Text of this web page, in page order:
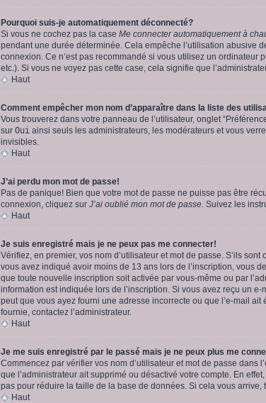
Pourquoi suis-je automatiquement déconnecté?
Si vous ne cochez pas la case Me connecter automatiquement à
pendant une durée déterminée. Cela empêche l’utilisation abusive
connexion. Ce n’est pas recommandé si vous utilisez un ordinateur
etc.). Si vous ne voyez pas cette case, cela signifie que
Haut
Comment empêcher mon nom d’apparaître dans la liste des
Vous trouverez dans votre panneau de l’utilisateur, onglet
sur Oui ainsi seuls les administrateurs, les modérateurs et vous
invisibles.
Haut
J’ai perdu mon mot de passe!
Pas de panique! Bien que votre mot de passe ne puisse pas être
connexion, cliquez sur J’ai oublié mon mot de passe . Suivez les
Haut
Je suis enregistré mais je ne peux pas me connecter!
Vérifiez, en premier, vos nom d’utilisateur et mot de passe. S’ils
vous avez indiqué avoir moins de 13 ans lors de l’inscription, vous
que toute nouvelle inscription soit activée par vous-même ou par
information est indiquée lors de l’inscription. Si vous avez reçu un
peut que vous ayez fourni une adresse incorrecte ou que l’e-mail
fournie, contactez l’administrateur.
Haut
Je me suis enregistré par le passé mais je ne peux plus me
Commencez par vérifier vos nom d’utilisateur et mot de passe dans
que l’administrateur ait supprimé ou désactivé votre compte. En
pas pour réduire la taille de la base de données. Si cela vous
Haut